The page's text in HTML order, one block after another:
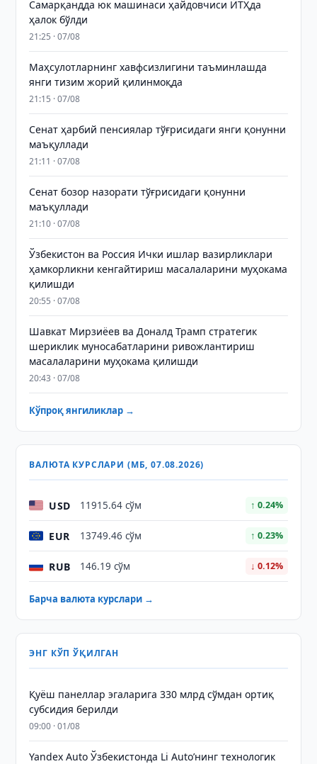
Самарқандда юк машинаси ҳайдовчиси ЙТҲда
ҳалок бўлди
21:25 · 07/08
Маҳсулотларнинг хавфсизлигини таъминлашда
янги тизим жорий қилинмоқда
21:15 · 07/08
Сенат ҳарбий пенсиялар тўғрисидаги янги қонунни
маъқуллади
21:11 · 07/08
Сенат бозор назорати тўғрисидаги қонунни
маъқуллади
21:10 · 07/08
Ўзбекистон ва Россия Ички ишлар вазирликлари
ҳамкорликни кенгайтириш масалаларини муҳокама
қилишди
20:55 · 07/08
Шавкат Мирзиёев ва Доналд Трамп стратегик
шериклик муносабатларини ривожлантириш
масалаларини муҳокама қилишди
20:43 · 07/08
Кўпроқ янгиликлар →
ВАЛЮТА КУРСЛАРИ (МБ, 07.08.2026)
USD 11915.64 сўм ↑ 0.24%
EUR 13749.46 сўм ↑ 0.23%
RUB 146.19 сўм ↓ 0.12%
Барча валюта курслари →
ЭНГ КЎП ЎҚИЛГАН
Қуёш панеллар эгаларига 330 млрд сўмдан ортиқ
субсидия берилди
09:00 · 01/08
Yandex Auto Ўзбекистонда Li Auto’нинг технологик